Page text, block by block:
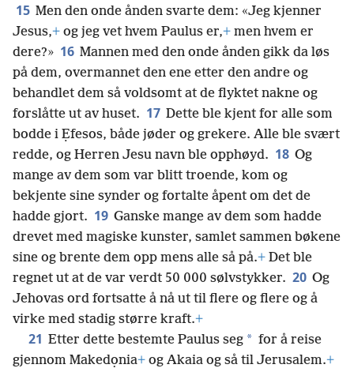
15 Men den onde ånden svarte dem: «Jeg kjenner
Jesus,+ og jeg vet hvem Paulus er,+ men hvem er
dere?» 16 Mannen med den onde ånden gikk da løs
på dem, overmannet den ene etter den andre og
behandlet dem så voldsomt at de flyktet nakne og
forslåtte ut av huset. 17 Dette ble kjent for alle som
bodde i Ẹfesos, både jøder og grekere. Alle ble svært
redde, og Herren Jesu navn ble opphøyd. 18 Og
mange av dem som var blitt troende, kom og
bekjente sine synder og fortalte åpent om det de
hadde gjort. 19 Ganske mange av dem som hadde
drevet med magiske kunster, samlet sammen bøkene
sine og brente dem opp mens alle så på.+ Det ble
regnet ut at de var verdt 50 000 sølvstykker. 20 Og
Jehovas ord fortsatte å nå ut til flere og flere og å
virke med stadig større kraft.+
21 Etter dette bestemte Paulus seg * for å reise
gjennom Makedọnia+ og Akaia og så til Jerusalem.+